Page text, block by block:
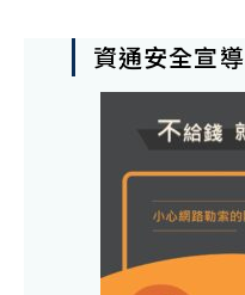
資通安全宣導